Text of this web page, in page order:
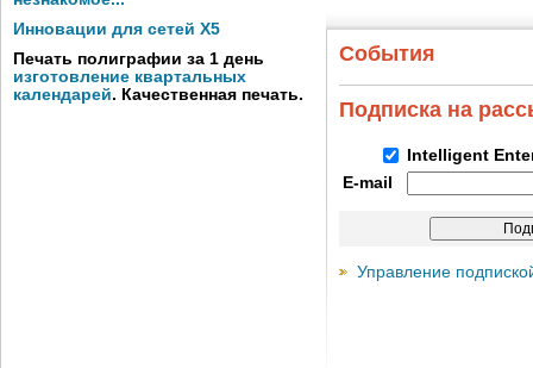
Инновации для сетей X5
Печать полиграфии за 1 день
изготовление квартальных
календарей. Качественная печать.
События
Подписка на
Intelligent
E-mail
Управление